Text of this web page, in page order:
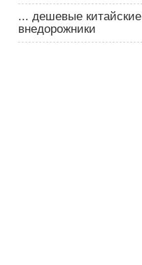
... дешевые китайские
внедорожники